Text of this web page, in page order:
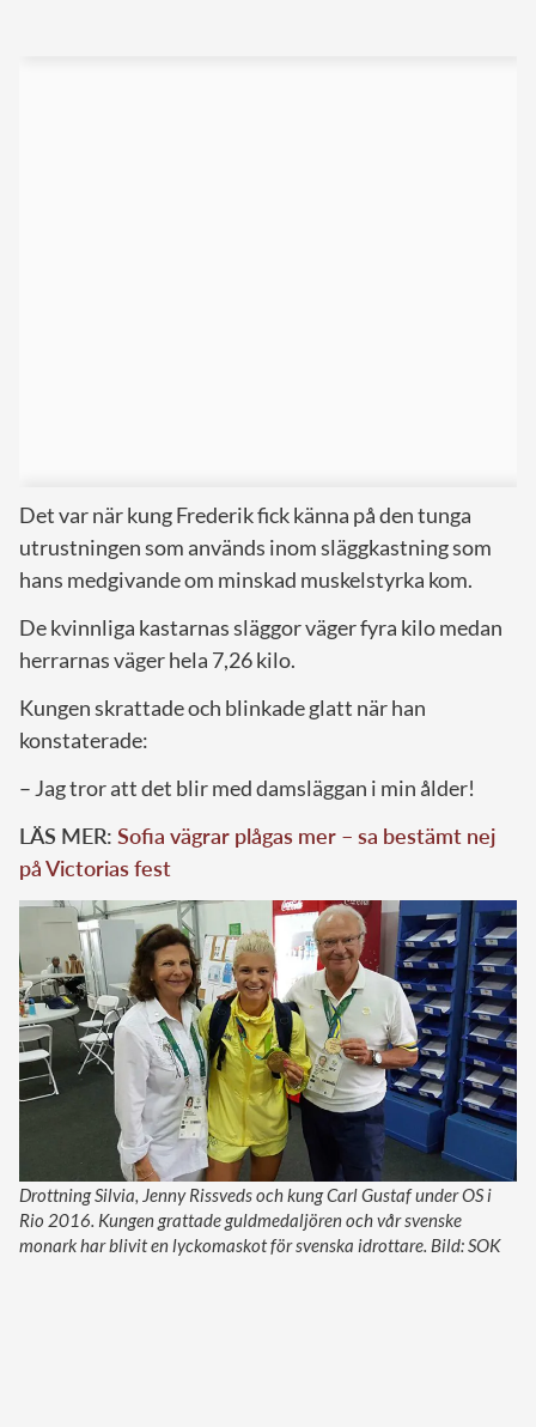
Det var när kung Frederik fick känna på den tunga
utrustningen som används inom släggkastning som
hans medgivande om minskad muskelstyrka kom.
De kvinnliga kastarnas släggor väger fyra kilo medan
herrarnas väger hela 7,26 kilo.
Kungen skrattade och blinkade glatt när han
konstaterade:
– Jag tror att det blir med damsläggan i min ålder!
LÄS MER: Sofia vägrar plågas mer – sa bestämt nej
på Victorias fest
Drottning Silvia, Jenny Rissveds och kung Carl Gustaf under OS i
Rio 2016. Kungen grattade guldmedaljören och vår svenske
monark har blivit en lyckomaskot för svenska idrottare. Bild: SOK